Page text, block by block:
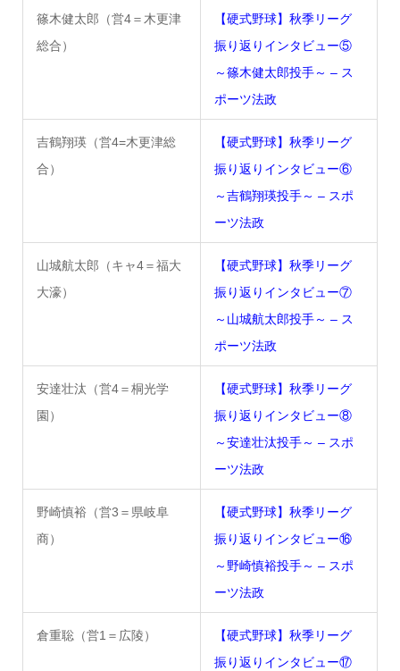
篠木健太郎（営4＝木更津
総合）
【硬式野球】秋季リーグ
振り返りインタビュー⑤
～篠木健太郎投手～ – ス
ポーツ法政
吉鶴翔瑛（営4=木更津総
合）
【硬式野球】秋季リーグ
振り返りインタビュー⑥
～吉鶴翔瑛投手～ – スポ
ーツ法政
山城航太郎（キャ4＝福大
大濠）
【硬式野球】秋季リーグ
振り返りインタビュー⑦
～山城航太郎投手～ – ス
ポーツ法政
安達壮汰（営4＝桐光学
園）
【硬式野球】秋季リーグ
振り返りインタビュー⑧
～安達壮汰投手～ – スポ
ーツ法政
野崎慎裕（営3＝県岐阜
商）
【硬式野球】秋季リーグ
振り返りインタビュー⑯
～野崎慎裕投手～ – スポ
ーツ法政
倉重聡（営1＝広陵）
【硬式野球】秋季リーグ
振り返りインタビュー⑰